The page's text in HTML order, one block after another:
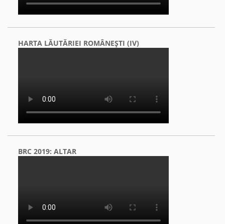
HARTA LĂUTĂRIEI ROMÂNEŞTI (IV)
BRC 2019: ALTAR